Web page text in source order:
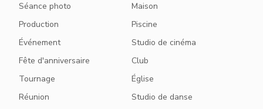
Séance photo
Production
Événement
Fête d'anniversaire
Tournage
Réunion
Maison
Piscine
Studio de cinéma
Club
Église
Studio de danse